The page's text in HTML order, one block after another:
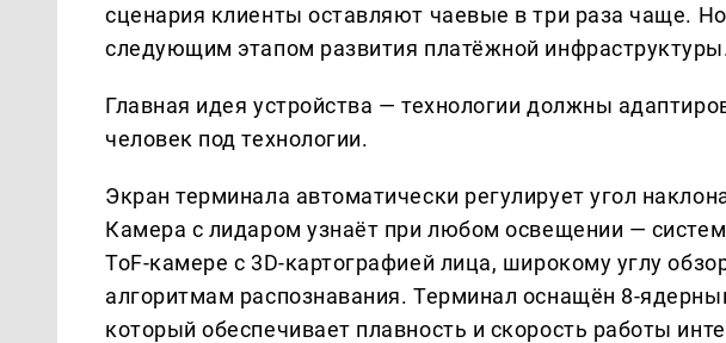
сценария клиенты оставляют чаевые в три раза чаще.
следующим этапом развития платёжной
Главная идея устройства — технологии должны
человек под технологии.
Экран терминала автоматически регулирует угол
Камера с лидаром узнаёт при любом освещении —
ToF-камере с 3D-картографией лица, широкому углу
алгоритмам распознавания. Терминал оснащён 8-
который обеспечивает плавность и скорость работы